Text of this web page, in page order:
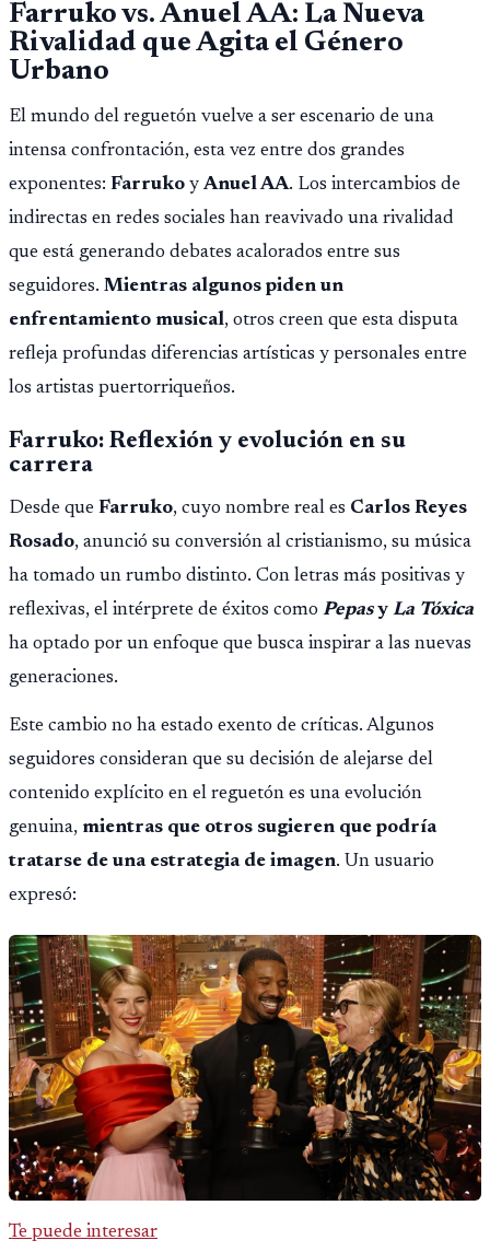
Farruko vs. Anuel AA: La Nueva
Rivalidad que Agita el Género
Urbano
El mundo del reguetón vuelve a ser escenario de una
intensa confrontación, esta vez entre dos grandes
exponentes: Farruko yAnuel AA. Los intercambios de
indirectas en redes sociales han reavivado una rivalidad
que está generando debates acalorados entre sus
seguidores. Mientras algunos piden un
enfrentamiento musical, otros creen que esta disputa
refleja profundas diferencias artísticas y personales entre
los artistas puertorriqueños.
Farruko: Reflexión y evolución en su
carrera
Desde que Farruko, cuyo nombre real es Carlos Reyes
Rosado, anunció su conversión al cristianismo, su música
ha tomado un rumbo distinto. Con letras más positivas y
reflexivas, el intérprete de éxitos como Pepasy La Tóxica
ha optado por un enfoque que busca inspirar a las nuevas
generaciones.
Este cambio no ha estado exento de críticas. Algunos
seguidores consideran que su decisión de alejarse del
contenido explícito en el reguetón es una evolución
genuina, mientras que otros sugieren que podría
tratarse de una estrategia de imagen. Un usuario
expresó:
Te puede interesar